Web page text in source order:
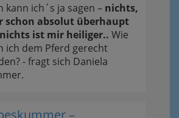
kann ich´s ja sagen – nichts,
schon absolut überhaupt
ist mir heiliger.. Wie
ich dem Pferd gerecht
- fragt sich Daniela
–